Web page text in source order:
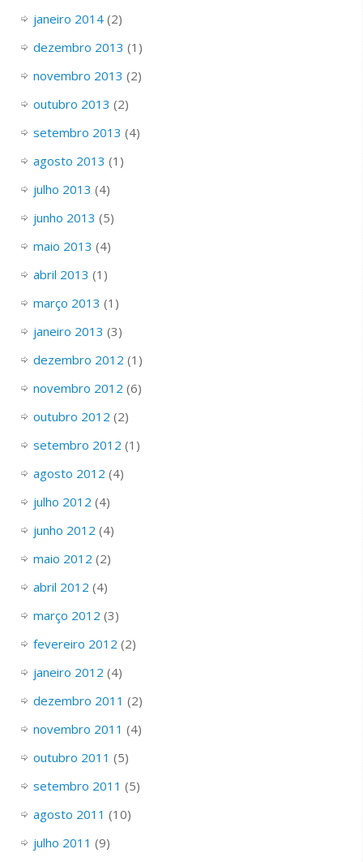
janeiro 2014(2)
dezembro 2013 (1)
novembro 2013 (2)
outubro 2013 (2)
setembro 2013 (4)
agosto 2013 (1)
julho 2013 (4)
junho 2013 (5)
maio 2013 (4)
abril 2013 (1)
março 2013 (1)
janeiro 2013 (3)
dezembro 2012 (1)
novembro 2012 (6)
outubro 2012 (2)
setembro 2012 (1)
agosto 2012 (4)
julho 2012 (4)
junho 2012 (4)
maio 2012 (2)
abril 2012 (4)
março 2012 (3)
fevereiro 2012 (2)
janeiro 2012 (4)
dezembro 2011 (2)
novembro 2011 (4)
outubro 2011 (5)
setembro 2011 (5)
agosto 2011 (10)
julho 2011 (9)